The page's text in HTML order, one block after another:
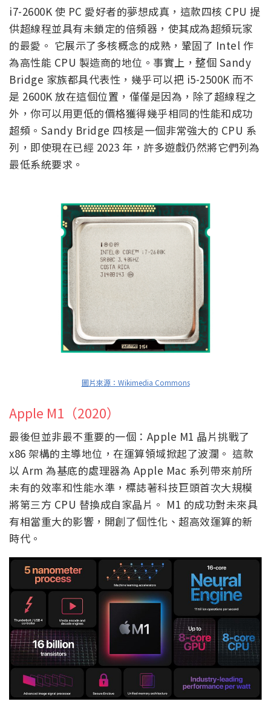
i7-2600K 使 PC 愛好者的夢想成真，這款四核 CPU 提
供超線程並具有未鎖定的倍頻器，使其成為超頻玩家
的最愛。 它展示了多核概念的成熟，鞏固了 Intel 作
為高性能 CPU 製造商的地位。事實上，整個 Sandy
Bridge 家族都具代表性，幾乎可以把 i5-2500K 而不
是 2600K 放在這個位置，僅僅是因為，除了超線程之
外，你可以用更低的價格獲得幾乎相同的性能和成功
超頻。Sandy Bridge 四核是一個非常強大的 CPU 系
列，即使現在已經 2023 年，許多遊戲仍然將它們列為
最低系統要求。
圖片來源：Wikimedia Commons
Apple M1（2020）
最後但並非最不重要的一個：Apple M1 晶片挑戰了
x86 架構的主導地位，在運算領域掀起了波瀾。 這款
以 Arm 為基底的處理器為 Apple Mac 系列帶來前所
未有的效率和性能水準，標誌著科技巨頭首次大規模
將第三方 CPU 替換成自家晶片。 M1 的成功對未來具
有相當重大的影響，開創了個性化、超高效運算的新
時代。